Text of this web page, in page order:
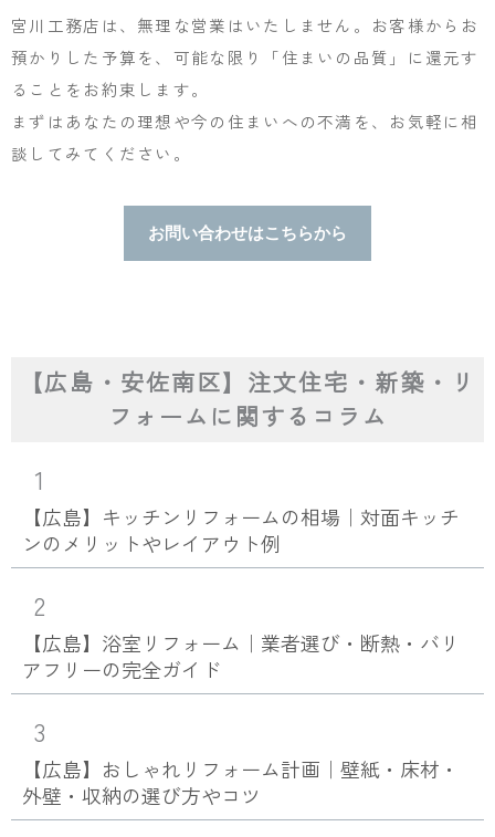
宮川工務店は、無理な営業はいたしません。お客様からお
預かりした予算を、可能な限り「住まいの品質」に還元す
ることをお約束します。
まずはあなたの理想や今の住まいへの不満を、お気軽に相
談してみてください。
お問い合わせはこちらから
【広島・安佐南区】注文住宅・新築・リ
フォームに関するコラム
1
【広島】キッチンリフォームの相場｜対面キッチ
ンのメリットやレイアウト例
2
【広島】浴室リフォーム｜業者選び・断熱・バリ
アフリーの完全ガイド
3
【広島】おしゃれリフォーム計画｜壁紙・床材・
外壁・収納の選び方やコツ